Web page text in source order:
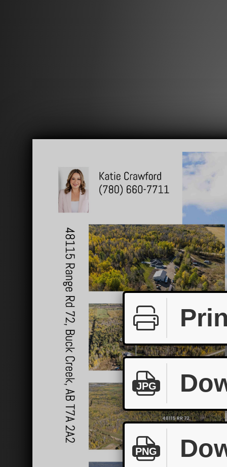
JPG
PNG